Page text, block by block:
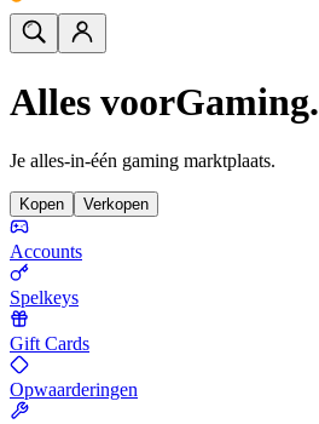
Alles voorGaming.
Je alles-in-één gaming marktplaats.
Kopen Verkopen
Accounts
Spelkeys
Gift Cards
Opwaarderingen